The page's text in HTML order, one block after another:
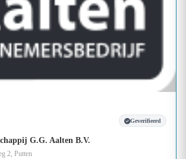
Geverifieerd
G.G. Aalten B.V.
2, Putten